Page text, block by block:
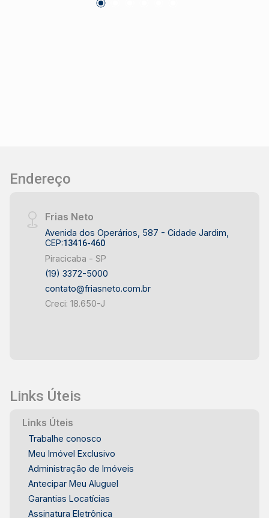
Endereço
Frias Neto
Avenida dos Operários, 587 - Cidade Jardim,
CEP:13416-460
Piracicaba - SP
(19) 3372-5000
contato@friasneto.com.br
Creci: 18.650-J
Links Úteis
Links Úteis
Trabalhe conosco
Meu Imóvel Exclusivo
Administração de Imóveis
Antecipar Meu Aluguel
Garantias Locatícias
Assinatura Eletrônica